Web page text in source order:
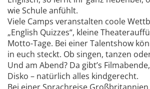
wie Schule anfühlt.
Viele Camps veranstalten coole
„English Quizzes“, kleine
Motto-Tage. Bei einer Talentshow
in euch steckt. Ob singen, tanzen
Und am Abend? Da gibt’s
Disko – natürlich alles kindgerecht.
Bei einer Sprachreise